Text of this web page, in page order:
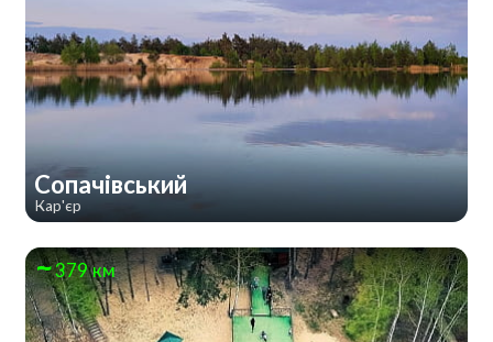
Сопачівський
Кар'єр
379 км